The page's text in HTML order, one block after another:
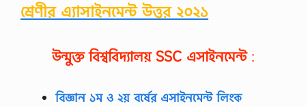
শ্রেণীর এ্যাসাইনমেন্ট উত্তর ২০২১
উন্মুক্ত বিশ্ববিদ্যালয়SSC এসাইনমেন্ট:
বিজ্ঞান ১ম ও ২য় বর্ষের এসাইনমেন্ট লিংক